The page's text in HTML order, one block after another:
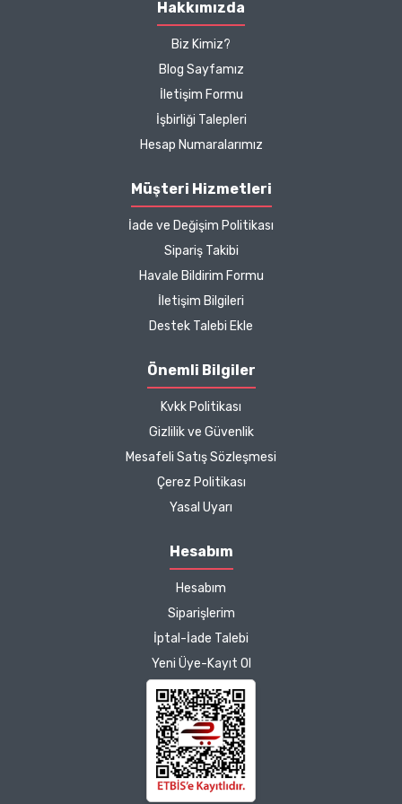
Hakkımızda
Biz Kimiz?
Blog Sayfamız
İletişim Formu
İşbirliği Talepleri
Hesap Numaralarımız
Müşteri Hizmetleri
İade ve Değişim Politikası
Sipariş Takibi
Havale Bildirim Formu
İletişim Bilgileri
Destek Talebi Ekle
Önemli Bilgiler
Kvkk Politikası
Gizlilik ve Güvenlik
Mesafeli Satış Sözleşmesi
Çerez Politikası
Yasal Uyarı
Hesabım
Hesabım
Siparişlerim
İptal-İade Talebi
Yeni Üye-Kayıt Ol